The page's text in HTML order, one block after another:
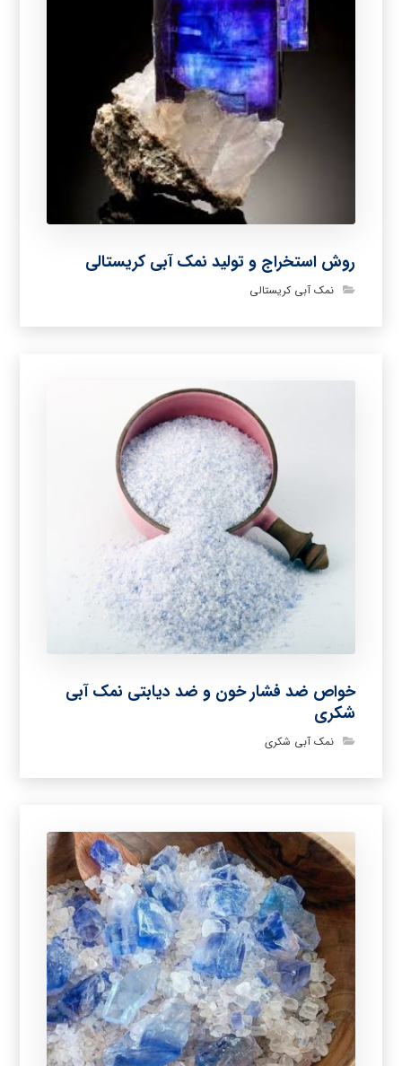
روش استخراج و تولید نمک آبی کریستالی
نمک آبی کریستالی
خواص ضد فشار خون و ضد دیابتی نمک آبی
شکری
نمک آبی شکری